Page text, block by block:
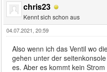
chris23
Kennt sich schon aus
04.07.2021, 20:59
Also wenn ich das Ventil wo
gehen unter der
es. Aber es kommt kein